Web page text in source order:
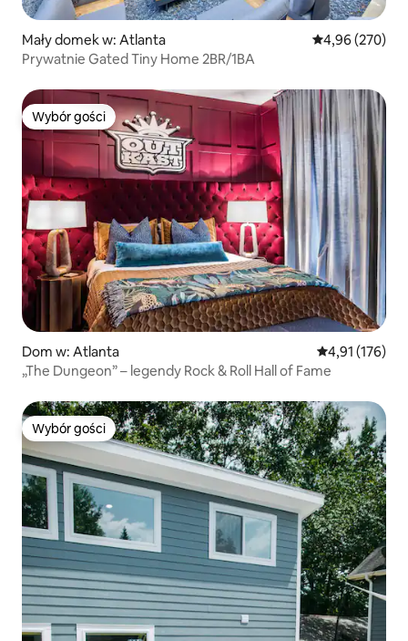
Mały domek w: Atlanta Średnia
4,96 (270)
Prywatnie Gated Tiny Home 2BR/1BA
Wybór gości
Wybór gości
Dom w: Atlanta Średnia
4,91 (176)
„The Dungeon” – legendy Rock & Roll Hall of Fame
Wybór gości
Wybór gości